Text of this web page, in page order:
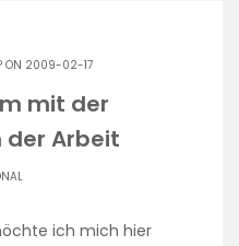
ON 2009-02-17
mit der
Arbeit
ich mich hier